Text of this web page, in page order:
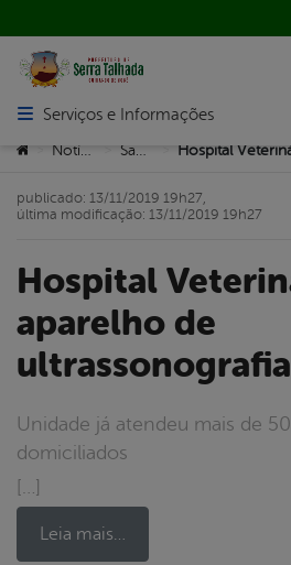
Abrir menu principal de navegação
Serviços e Informações
Você está aqui:
> Notícias > >
Hospital Veterinário recebe
aparelho de
ultrassonografia
Unidade já atendeu mais de 50 mil animais de rua e
domiciliados
[…]
Leia mais…
publicado: 13/11/2019 19h27,
última modificação: 13/11/2019 19h27